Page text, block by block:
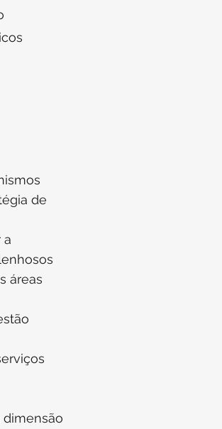
de
a
áreas
dimensão